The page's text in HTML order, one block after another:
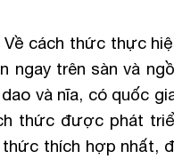
cách thức thực
trên sàn và
và nĩa, có quốc
thức được phát
thích hợp nhất,